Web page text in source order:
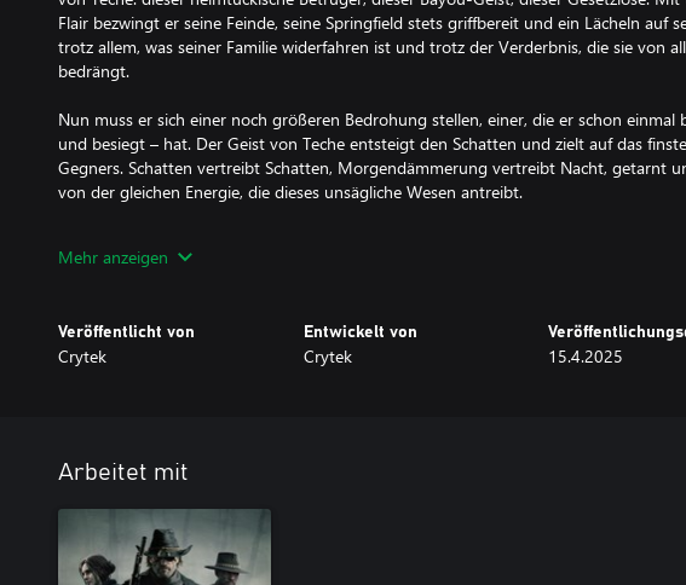
Flair bezwingt er seine Feinde, seine Springfield stets griffbereit und ein Lächeln auf
trotz allem, was seiner Familie widerfahren ist und trotz der Verderbnis, die sie von
bedrängt.
Nun muss er sich einer noch größeren Bedrohung stellen, einer, die er schon einmal
und besiegt – hat. Der Geist von Teche entsteigt den Schatten und zielt auf das
Gegners. Schatten vertreibt Schatten, Morgendämmerung vertreibt Nacht, getarnt
von der gleichen Energie, die dieses unsägliche Wesen antreibt.
Tage, verdunkle meine Tage, verdunkle meine Tage...
Mehr anzeigen
Veröffentlicht von
Crytek
Entwickelt von
Crytek 15.4.2025
Arbeitet mit